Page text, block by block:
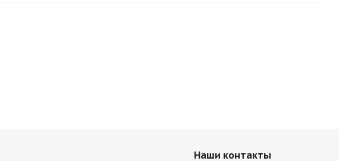
Наши контакты